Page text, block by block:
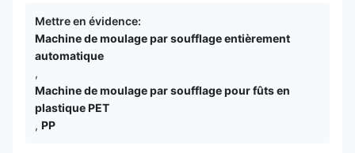
Mettre en évidence:
Machine de moulage par soufflage entièrement
automatique
,
Machine de moulage par soufflage pour fûts en
plastique PET
, PP